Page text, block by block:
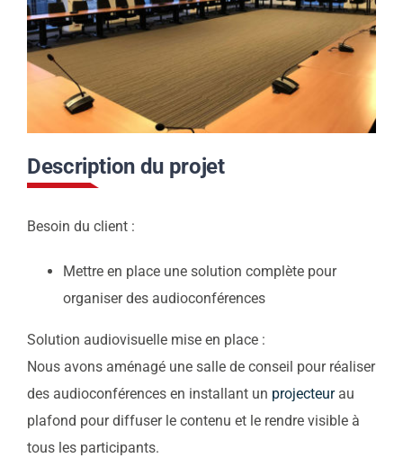
Description du projet
Besoin du client :
Mettre en place une solution complète pour
organiser des audioconférences
Solution audiovisuelle mise en place :
Nous avons aménagé une salle de conseil pour réaliser
des audioconférences en installant un projecteur au
plafond pour diffuser le contenu et le rendre visible à
tous les participants.
Contact
Support
Appelez nous
Envoyez nous un email